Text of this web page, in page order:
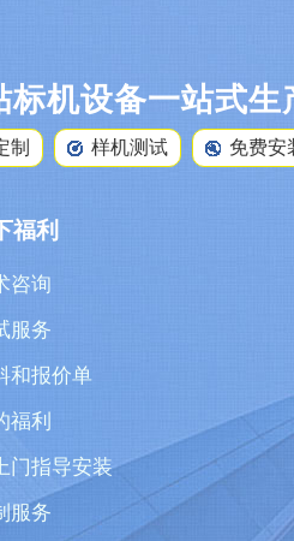
标机设备一站式生
制 样机测试 免费安
福利
咨询
服务
和报价单
福利
门指导安装
服务